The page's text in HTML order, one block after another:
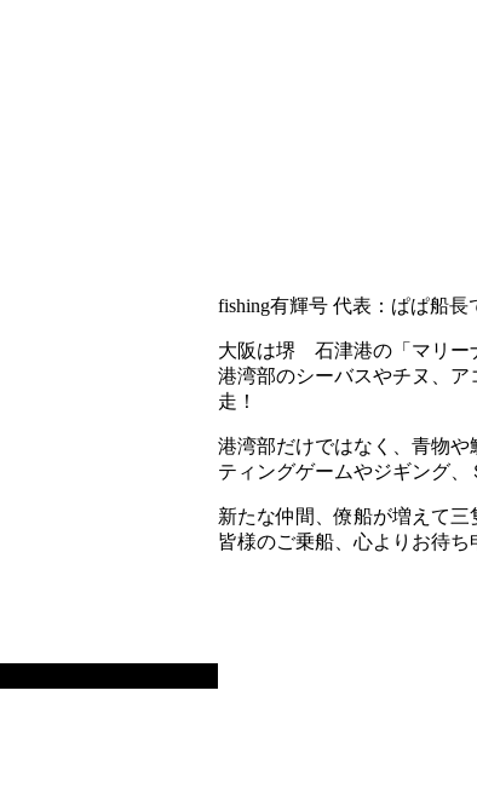
fishing有輝号 代表：ぱぱ船長
大阪は堺 石津港の「マリー
港湾部のシーバスやチヌ、
走！
港湾部だけではなく、青物
ティングゲームやジギング、
新たな仲間、僚船が増えて三
皆様のご乗船、心よりお待ち